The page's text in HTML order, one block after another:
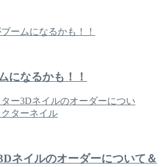
になるかも！！
ネイルのオーダーについて＆